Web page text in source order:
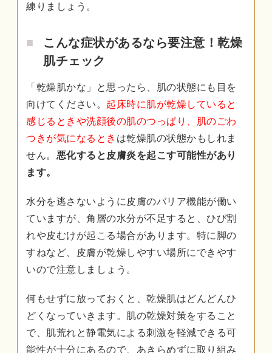
練りましょう。
こんな症状があるなら要注意！乾燥
肌チェック
「乾燥肌かな」と思ったら、肌の状態にも目を
向けてください。 起床時に肌が乾燥していると
感じるときや洗顔後の肌のつっぱり、肌のごわ
つきが気になるとき は乾燥肌の状態かもしれま
せん。 悪化すると皮膚炎を起こす可能性があり
ます。
水分を逃さないように皮膚のバリア機能が働い
ていますが、角層の水分が不足すると、ひび割
れや皮むけが起こる場合があります。特に脚の
すねなど、皮膚が乾燥しやすい場所にできやす
いので注意しましょう。
何もせずに放っておくと、乾燥肌はどんどんひ
どくなっていきます。肌の乾燥対策をすること
で、肌荒れと静電気による刺激を軽減できる可
能性が十分にあるので、あきらめずに取り組み